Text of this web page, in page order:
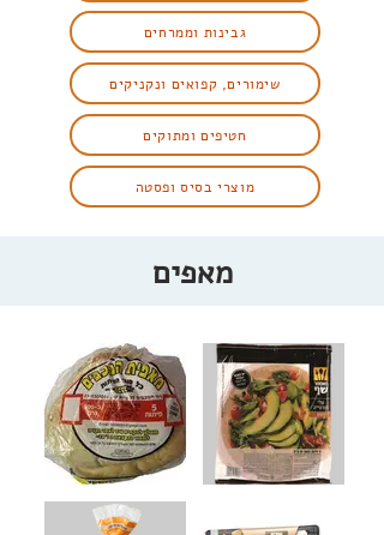
גבינות וממרחים
שימורים, קפואים ונקניקים
חטיפים ומתוקים
מוצרי בסיס ופסטה
מאפים